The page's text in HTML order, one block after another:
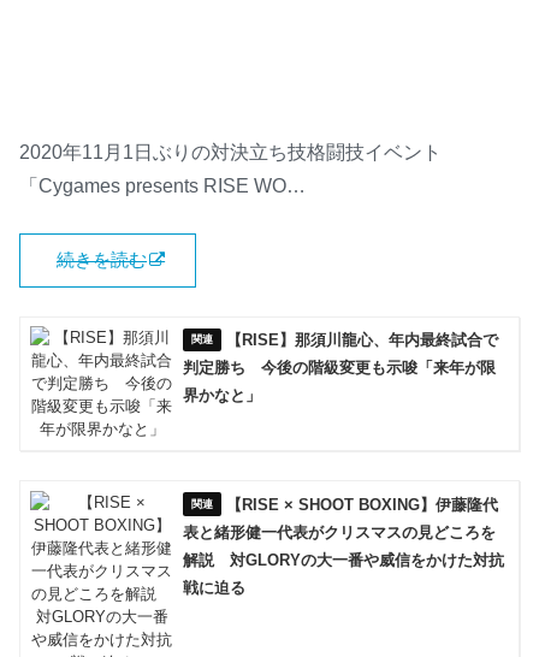
2020年11月1日ぶりの対決立ち技格闘技イベント
「Cygames presents RISE WO…
続きを読む
【RISE】那須川龍心、年内最終試合で
判定勝ち 今後の階級変更も示唆「来年が限
界かなと」
【RISE × SHOOT BOXING】伊藤隆代
表と緒形健一代表がクリスマスの見どころを
解説 対GLORYの大一番や威信をかけた対抗
戦に迫る